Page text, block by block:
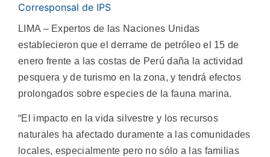
Corresponsal de IPS
LIMA – Expertos de las Naciones Unidas
establecieron que el derrame de petróleo el 15 de
enero frente a las costas de Perú daña la actividad
pesquera y de turismo en la zona, y tendrá efectos
prolongados sobre especies de la fauna marina.
“El impacto en la vida silvestre y los recursos
naturales ha afectado duramente a las comunidades
locales, especialmente pero no sólo a las familias